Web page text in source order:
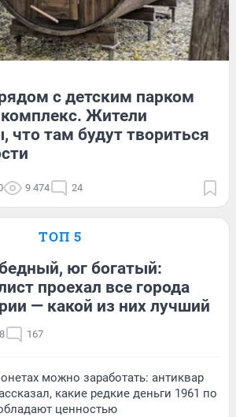
с детским парком
Жители
что там будут твориться
9 474 24
ТОП 5
юг богатый:
проехал все города
— какой из них лучший
167
можно заработать: антиквар
какие редкие деньги 1961 по
ценностью